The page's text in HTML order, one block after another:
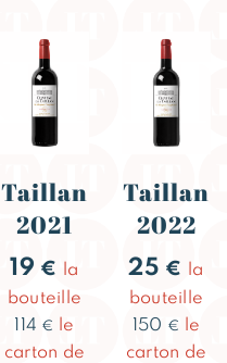
Taillan
2021
19 €
la
bouteille
114 €
le
carton de
Taillan
2022
25 €
la
bouteille
150 €
le
carton de